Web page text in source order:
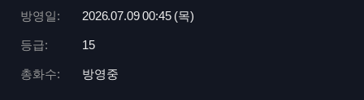
방영일: 2026.07.09 00:45 (목)
등급: 15
총화수: 방영중